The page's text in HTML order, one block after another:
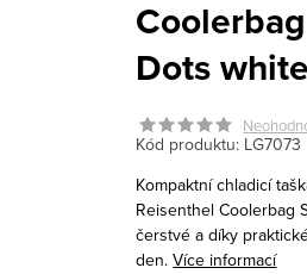
Dots white
Kód produktu: LG7073
Kompaktní chladicí
Reisenthel Coolerbag
čerstvé a díky
den.Více informací